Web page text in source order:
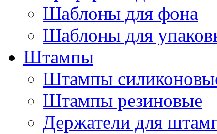
Шаблоны для фона
Шаблоны для
Штампы
Штампы
Штампы резиновые
Держатели для